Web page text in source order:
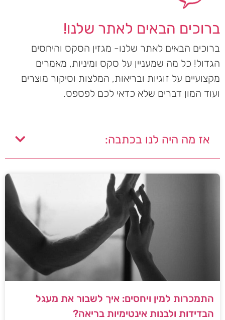
ברוכים הבאים לאתר שלנו!
ברוכים הבאים לאתר שלנו- מגזין הסקס והיחסים
הגדול! כל מה שמעניין על סקס ומיניות, מאמרים
מקצועיים על זוגיות ובריאות, המלצות וסיקור מוצרים
ועוד המון דברים שלא כדאי לכם לפספס.
אז מה היה לנו בכתבה:
התמכרות למין ויחסים: איך לשבור את מעגל
הבדידות ולבנות אינטימיות בריאה?